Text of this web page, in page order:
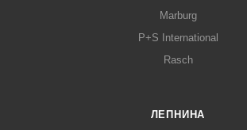
Marburg
P+S International
Rasch
ЛЕПНИНА